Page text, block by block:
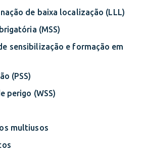
de baixa localização (LLL)
(MSS)
sensibilização e formação em
(PSS)
perigo (WSS)
multiusos